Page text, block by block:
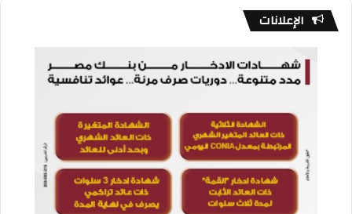
الإعلانات